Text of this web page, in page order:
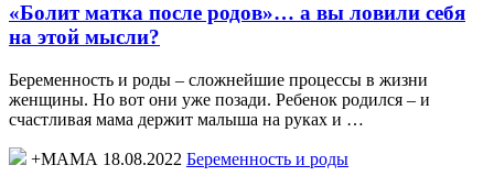
«Болит матка после родов»… а вы ловили себя
на этой мысли?
Беременность и роды – сложнейшие процессы в жизни
женщины. Но вот они уже позади. Ребенок родился – и
счастливая мама держит малыша на руках и …
+МАМА 18.08.2022 Беременность и роды